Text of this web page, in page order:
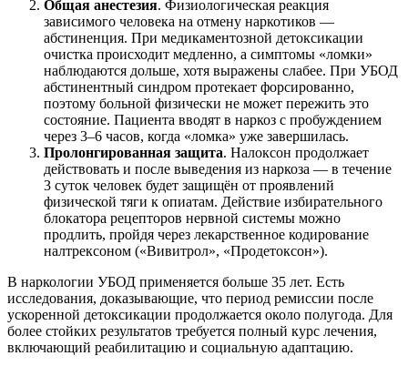
Общая анестезия. Физиологическая реакция
зависимого человека на отмену наркотиков —
абстиненция. При медикаментозной детоксикации
очистка происходит медленно, а симптомы «ломки»
наблюдаются дольше, хотя выражены слабее. При УБОД
абстинентный синдром протекает форсированно,
поэтому больной физически не может пережить это
состояние. Пациента вводят в наркоз с пробуждением
через 3–6 часов, когда «ломка» уже завершилась.
Пролонгированная защита. Налоксон продолжает
действовать и после выведения из наркоза — в течение
3 суток человек будет защищён от проявлений
физической тяги к опиатам. Действие избирательного
блокатора рецепторов нервной системы можно
продлить, пройдя через лекарственное кодирование
налтрексоном («Вивитрол», «Продетоксон»).
В наркологии УБОД применяется больше 35 лет. Есть
исследования, доказывающие, что период ремиссии после
ускоренной детоксикации продолжается около полугода. Для
более стойких результатов требуется полный курс лечения,
включающий реабилитацию и социальную адаптацию.